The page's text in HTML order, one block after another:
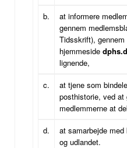
b.
at informere
gennem
Tidsskrift),
hjemmeside
lignende,
c.
at tjene som
posthistorie, ved at
medlemmerne at
d.
at samarbejde
og udlandet.